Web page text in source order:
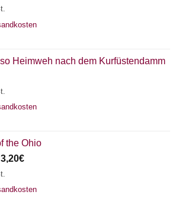
so Heimweh nach dem Kurfüstendamm
the Ohio
3,20€